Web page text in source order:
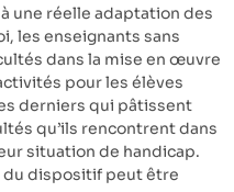
une réelle adaptation des
les enseignants sans
dans la mise en œuvre
pour les élèves
derniers qui pâtissent
qu’ils rencontrent dans
situation de handicap.
dispositif peut être